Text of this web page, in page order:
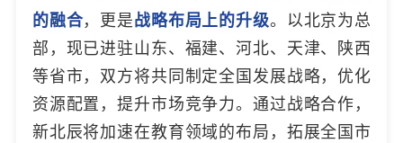
的融合，更是战略布局上的升级。以北京为总
部，现已进驻山东、福建、河北、天津、陕西
等省市，双方将共同制定全国发展战略，优化
资源配置，提升市场竞争力。通过战略合作，
新北辰将加速在教育领域的布局，拓展全国市